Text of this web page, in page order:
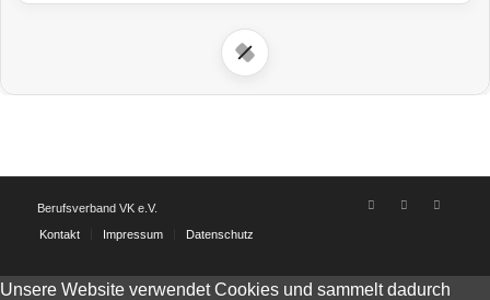
Berufsverband VK e.V.
Kontakt
Impressum Datenschutz
Unsere Website verwendet Cookies und sammelt dadurch